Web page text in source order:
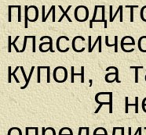
купон, а
Я не